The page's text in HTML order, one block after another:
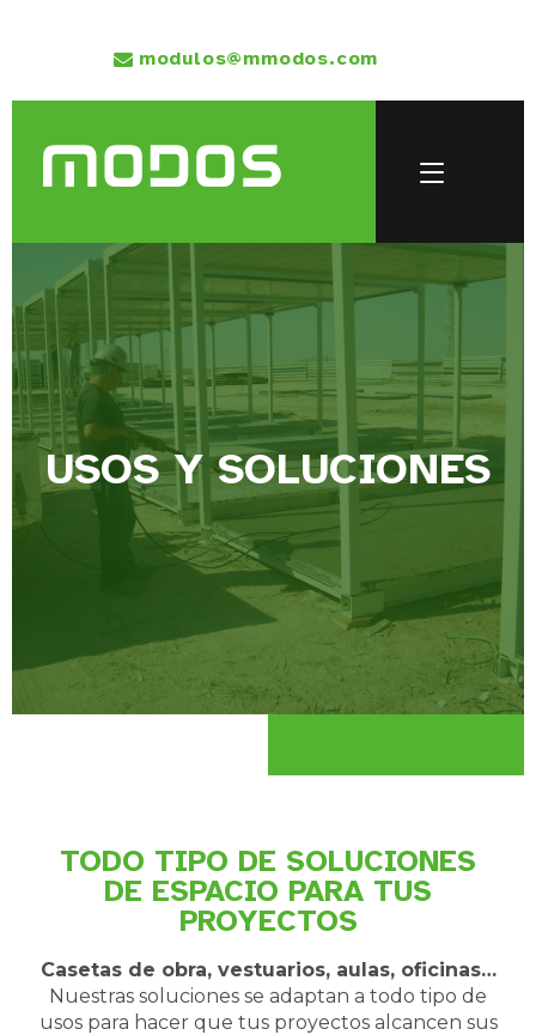
modulos@mmodos.com
USOS Y SOLUCIONES
TODO TIPO DE SOLUCIONES
DE ESPACIO PARA TUS
PROYECTOS
Casetas de obra, vestuarios, aulas, oficinas…
Nuestras soluciones se adaptan a todo tipo de
usos para hacer que tus proyectos alcancen sus